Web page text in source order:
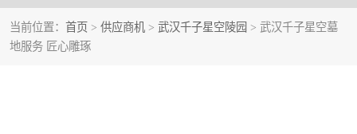
当前位置： 首页 > 供应商机 > 武汉千子星空陵园 > 武汉千子星空墓
地服务 匠心雕琢